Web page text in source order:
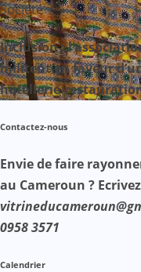
Société
Inclusion :
militent en faveur
hôtellerie-
Contactez-nous
Envie de faire
au Cameroun ?
0958 3571
Calendrier